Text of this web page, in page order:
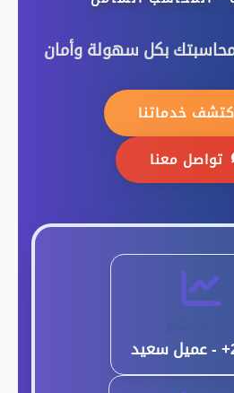
محاسبتك بكل سهولة وأمان
خدماتنا
تواصل معنا